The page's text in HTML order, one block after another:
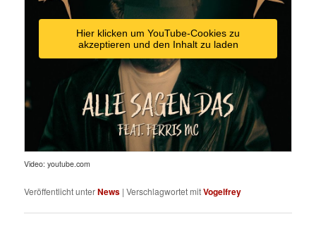
Hier klicken um YouTube-Cookies zu
akzeptieren und den Inhalt zu laden
Video: youtube.com
Veröffentlicht unterNews |Verschlagwortet mitVogelfrey